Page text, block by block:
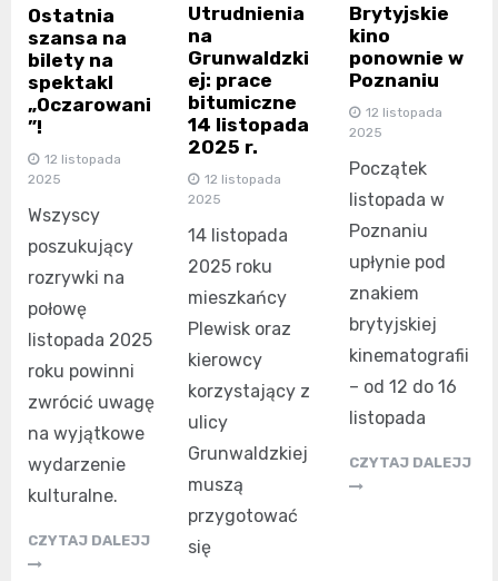
Ostatnia
szansa na
bilety na
spektakl
„Oczarowani
”!
12 listopada
2025
Wszyscy
poszukujący
rozrywki na
połowę
listopada 2025
roku powinni
zwrócić uwagę
na wyjątkowe
wydarzenie
kulturalne.
CZYTAJ DALEJJ
Utrudnienia
na
Grunwaldzki
ej: prace
bitumiczne
14 listopada
2025 r.
12 listopada
2025
14 listopada
2025 roku
mieszkańcy
Plewisk oraz
kierowcy
korzystający z
ulicy
Grunwaldzkiej
muszą
przygotować
się
Brytyjskie
kino
ponownie w
Poznaniu
12 listopada
2025
Początek
listopada w
Poznaniu
upłynie pod
znakiem
brytyjskiej
kinematografii
– od 12 do 16
listopada
CZYTAJ DALEJJ